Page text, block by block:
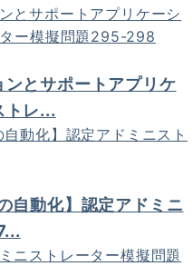
ンとサポートアプリケ
トレ...
自動化】認定アドミニ